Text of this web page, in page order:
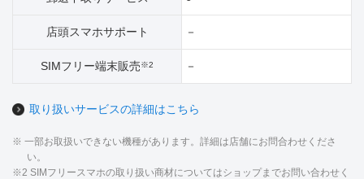
店頭スマホサポート －
SIMフリー端末販売※2 －
取り扱いサービスの詳細はこちら
※ 一部お取扱いできない機種があります。詳細は店舗にお問合わせくださ
い。
※2 SIMフリースマホの取り扱い商材についてはショップまでお問い合わせく